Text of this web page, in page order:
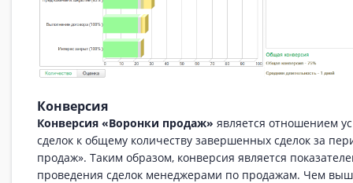
Конверсия
Конверсия «Воронки продаж» является отношением
сделок к общему количеству завершенных сделок за
продаж». Таким образом, конверсия является
проведения сделок менеджерами по продажам. Чем